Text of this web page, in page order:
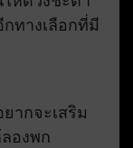
ทางเลือกที่มี
ากจะเสริม
องพก